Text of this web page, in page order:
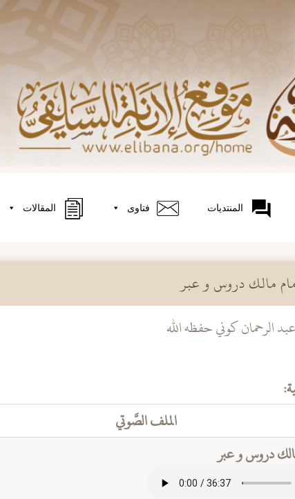
المنتديات فتاوى المقالات
مالك دروس و عبر
الرحمان كوني حفظه الله
الملف الصَّوتي
دروس و عبر